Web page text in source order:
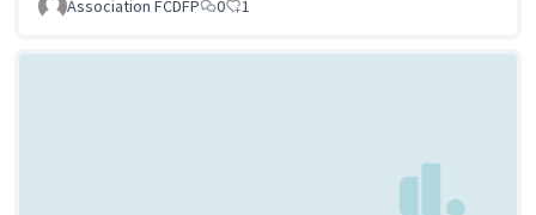
Association FCDFP
0 1